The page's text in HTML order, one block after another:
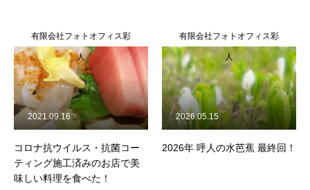
有限会社フォトオフィス彩
人
コロナ抗ウイルス・抗菌コー
ティング施工済みのお店で美
味しい料理を食べた！
2021.09.16
有限会社フォトオフィス彩
人
2026年 呼人の水芭蕉 最終回！
2026.05.15